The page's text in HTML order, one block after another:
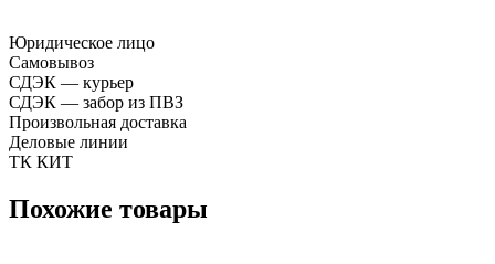
Юридическое лицо
Самовывоз
СДЭК — курьер
СДЭК — забор из ПВЗ
Произвольная доставка
Деловые линии
ТК КИТ
Похожие товары